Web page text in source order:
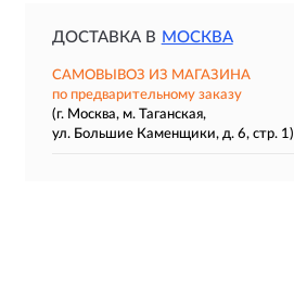
ДОСТАВКА В МОСКВА
САМОВЫВОЗ ИЗ МАГАЗИНА
по предварительному заказу
(г. Москва, м. Таганская,
ул. Большие Каменщики, д. 6, стр. 1)